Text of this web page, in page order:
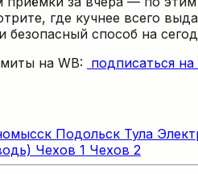
где кучнее всего
безопасный способ на
на WB: подписаться
Подольск Тула
Чехов 1 Чехов 2